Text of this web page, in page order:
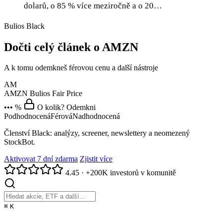
dolarů, o 85 % více meziročně a o 20…
Bulios Black
Dočti celý článek o AMZN
A k tomu odemkneš férovou cenu a další nástroje
AM
AMZN Bulios Fair Price
••• %
O kolik? Odemkni
PodhodnocenáFérováNadhodnocená
Členství Black: analýzy, screener, newslettery a neomezený
StockBot.
Aktivovat 7 dní zdarma Zjistit více
4.45 · +200K investorů v komunitě
⌘ K